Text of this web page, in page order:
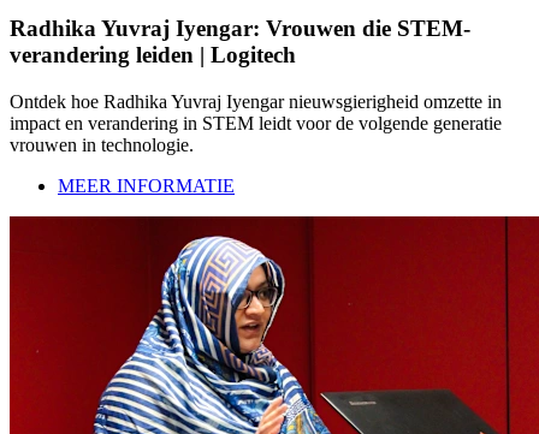
Radhika Yuvraj Iyengar: Vrouwen die STEM-
verandering leiden | Logitech
Ontdek hoe Radhika Yuvraj Iyengar nieuwsgierigheid omzette in
impact en verandering in STEM leidt voor de volgende generatie
vrouwen in technologie.
MEER INFORMATIE